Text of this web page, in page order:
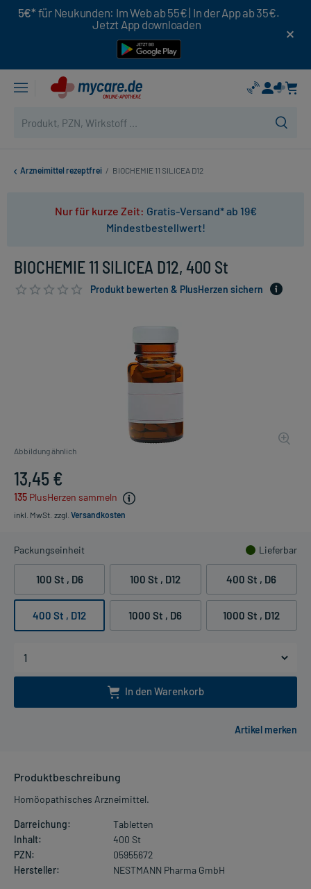
5€* für Neukunden: Im Web ab 55€ | In der App ab 35€.
Jetzt App downloaden
Arzneimittel rezeptfrei / BIOCHEMIE 11 SILICEA D12
Nur für kurze Zeit: Gratis-Versand* ab 19€
Mindestbestellwert!
BIOCHEMIE 11 SILICEA D12, 400 St
Produkt bewerten & PlusHerzen sichern
Abbildung ähnlich
13,45 €
135 PlusHerzen sammeln
inkl. MwSt. zzgl. Versandkosten
Packungseinheit Lieferbar
100 St , D6 100 St , D12 400 St , D6
400 St , D12 1000 St , D6 1000 St , D12
In den Warenkorb
Produktbeschreibung
Homöopathisches Arzneimittel.
Darreichung:
Tabletten
Inhalt:
400 St
PZN:
05955672
Hersteller:
NESTMANN Pharma GmbH